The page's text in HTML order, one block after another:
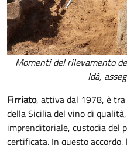
Momenti del rilevamento
Idà,
Firriato, attiva dal 1978, è
della Sicilia del vino di
imprenditoriale, custodia del
certificata. In questo accordo,